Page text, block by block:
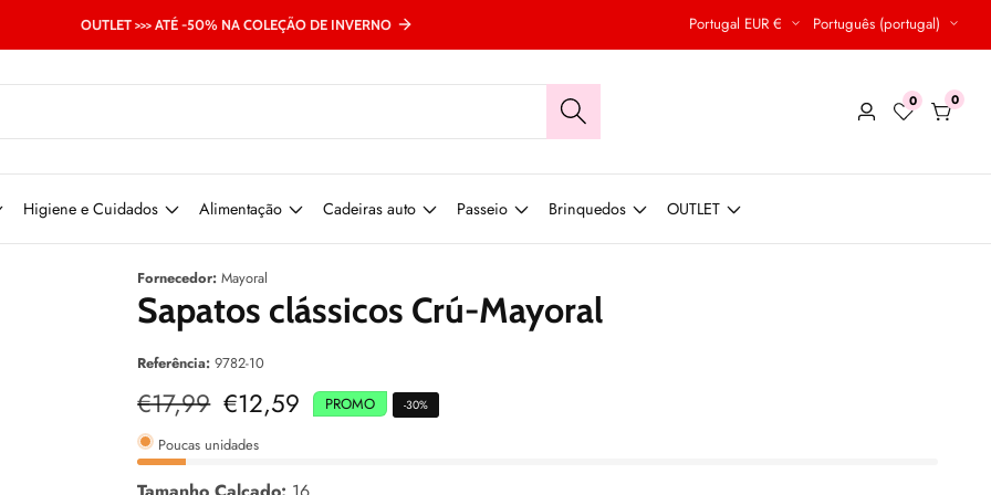
OUTLET >>> ATÉ -50% NA COLEÇÃO DE INVERNO Portugal EUR € Português (portugal)
Conecte-
0 00
Higiene e Cuidados Alimentação Cadeiras auto Passeio Brinquedos
OUTLET
Fornecedor: Mayoral
Sapatos clássicos Crú-Mayoral
Referência: 9782-10
Preço
normal
€17,99 Preço
de
venda
€12,59 PROMO -30%
Poucas unidades